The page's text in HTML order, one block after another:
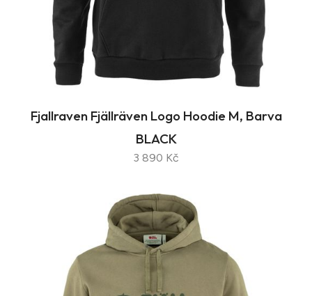
Fjallraven Fjällräven Logo Hoodie M, Barva
BLACK
3 890 Kč